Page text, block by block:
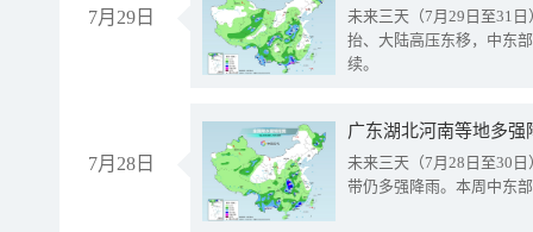
7月29日
未来三天（7月29日至31
抬、大陆高压东移，中东
续。
7月28日
广东湖北河南等地多
未来三天（7月28日至30
带仍多强降雨。本周中东